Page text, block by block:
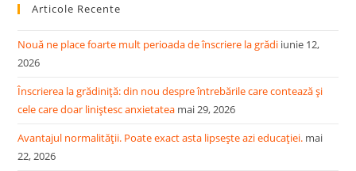
Articole Recente
Nouă ne place foarte mult perioada de înscriere la grădi iunie 12,
2026
Înscrierea la grădiniță: din nou despre întrebările care contează și
cele care doar liniștesc anxietatea mai 29, 2026
Avantajul normalității. Poate exact asta lipsește azi educației. mai
22, 2026